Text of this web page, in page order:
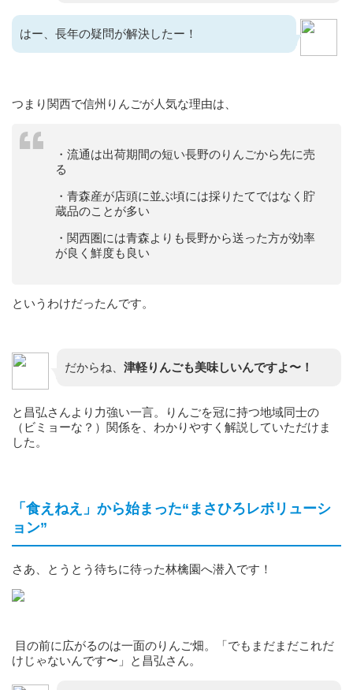
はー、長年の疑問が解決したー！
つまり関西で信州りんごが人気な理由は、
・流通は出荷期間の短い長野のりんごから先に売
る
・青森産が店頭に並ぶ頃には採りたてではなく貯
蔵品のことが多い
・関西圏には青森よりも長野から送った方が効率
が良く鮮度も良い
というわけだったんです。
だからね、 津軽りんごも美味しいんですよ〜！
と昌弘さんより力強い一言。りんごを冠に持つ地域同士の
（ビミョーな？）関係を、わかりやすく解説していただけま
した。
「食えねえ」から始まった“まさひろレボリューシ
ョン”
さあ、とうとう待ちに待った林檎園へ潜入です！
目の前に広がるのは一面のりんご畑。「でもまだまだこれだ
けじゃないんです〜」と昌弘さん。